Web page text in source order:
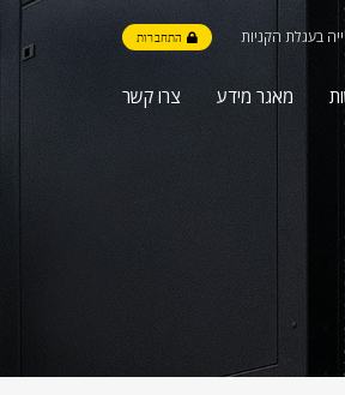
בעגלת הקניות התחברות
מאגר מידע צרו קשר